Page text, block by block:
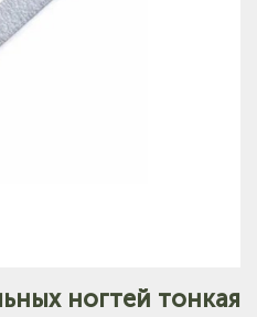
ногтей тонкая